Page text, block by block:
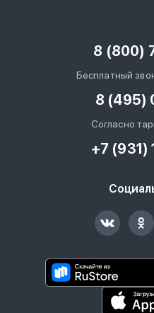
8 (800)
Бесплатный
8 (495)
Согласно
+7 (931)